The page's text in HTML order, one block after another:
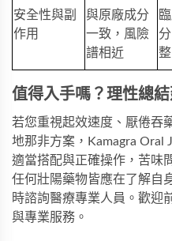
安全性與副
作用
與原廠成分
一致，風險
譜相近
整
值得入手嗎？理性總
若您重視起效速度、厭倦吞
地那非方案， Kamagra Oral
適當搭配與正確操作，苦味
任何壯陽藥物皆應在了解自
時諮詢醫療專業人員。歡迎
與專業服務。